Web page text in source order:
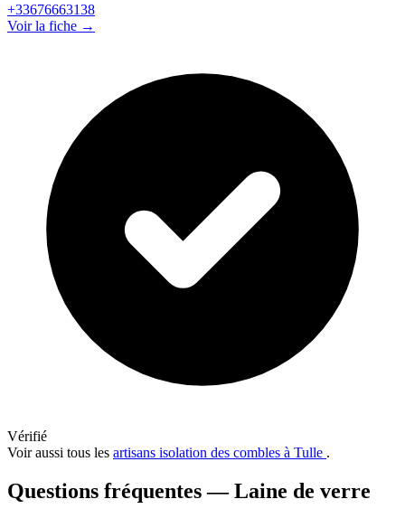
+33676663138
Voir la fiche →
Vérifié
Voir aussi tous les artisans isolation des combles à Tulle .
Questions fréquentes — Laine de verre